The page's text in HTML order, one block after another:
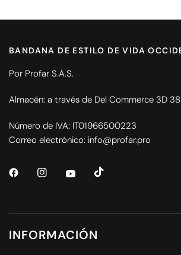
BANDANA DE ESTILO DE VIDA
Por Profar S.A.S.
Almacén: a través de Del Commerce 3D
Número de IVA: IT01966500223
Correo electrónico: info@profar.pro
INFORMACIÓN